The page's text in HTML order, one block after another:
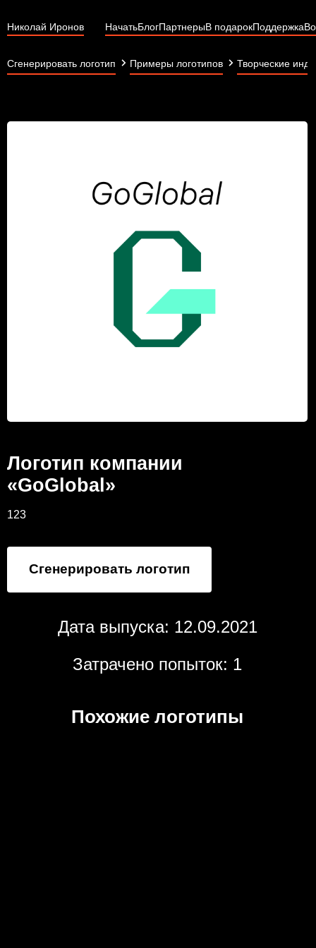
Николай Иронов НачатьБлогПартнерыВ подарокПоддержка
Сгенерировать логотип Примеры логотипов Творческие
Логотип компании
«GoGlobal»
123
Сгенерировать логотип
Дата выпуска: 12.09.2021
Затрачено попыток: 1
Похожие логотипы